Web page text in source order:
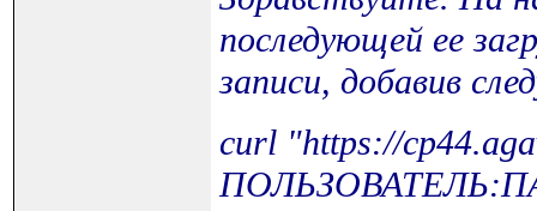
последующей ее
записи, добавив
curl "https://